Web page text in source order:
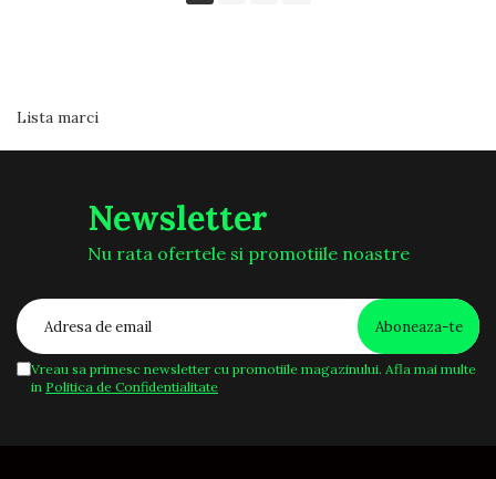
Lista marci
Newsletter
Nu rata ofertele si promotiile noastre
Vreau sa primesc newsletter cu promotiile magazinului. Afla mai multe
in Politica de Confidentialitate